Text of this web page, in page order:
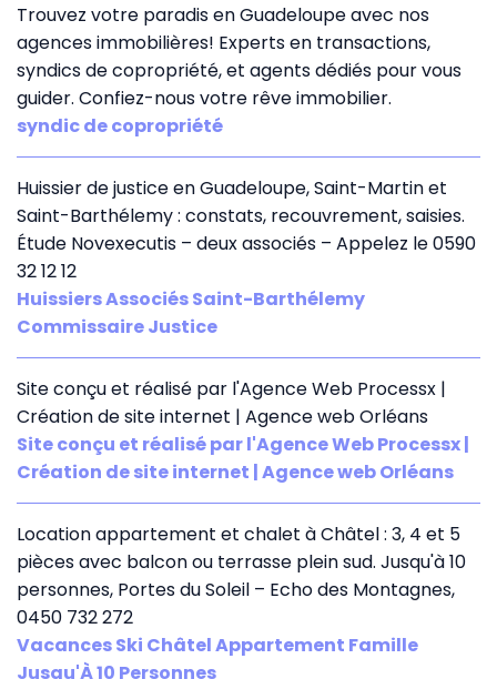
Trouvez votre paradis en Guadeloupe avec nos
agences immobilières! Experts en transactions,
syndics de copropriété, et agents dédiés pour vous
guider. Confiez-nous votre rêve immobilier.
syndic de copropriété
Huissier de justice en Guadeloupe, Saint-Martin et
Saint-Barthélemy : constats, recouvrement, saisies.
Étude Novexecutis – deux associés – Appelez le 0590
32 12 12
Huissiers Associés Saint-Barthélemy
Commissaire Justice
Site conçu et réalisé par l'Agence Web Processx |
Création de site internet | Agence web Orléans
Site conçu et réalisé par l'Agence Web Processx |
Création de site internet | Agence web Orléans
Location appartement et chalet à Châtel : 3, 4 et 5
pièces avec balcon ou terrasse plein sud. Jusqu'à 10
personnes, Portes du Soleil – Echo des Montagnes,
0450 732 272
Vacances Ski Châtel Appartement Famille
Jusqu'À 10 Personnes